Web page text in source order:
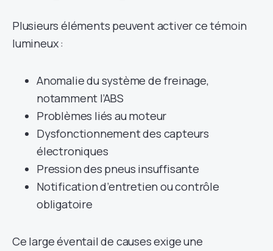
Plusieurs éléments peuvent activer ce témoin
lumineux :
Anomalie du système de freinage,
notamment l’ABS
Problèmes liés au moteur
Dysfonctionnement des capteurs
électroniques
Pression des pneus insuffisante
Notification d’entretien ou contrôle
obligatoire
Ce large éventail de causes exige une